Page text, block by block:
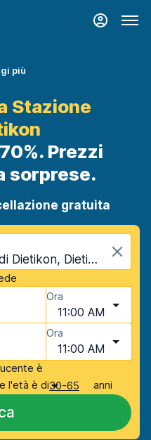
più
Stazione
Prezzi
sorprese.
gratuita
Stazione ferroviaria di Dietikon, Dietikon, Svizzera
Ora
11:00 AM
Ora
11:00 AM
è
e l'età è di30-65 anni